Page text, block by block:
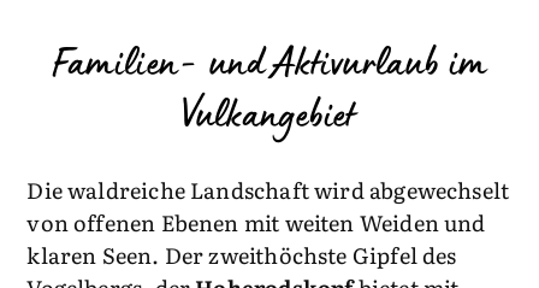
Familien- und Aktivurlaub im
Vulkangebiet
Die waldreiche Landschaft wird abgewechselt
von offenen Ebenen mit weiten Weiden und
klaren Seen. Der zweithöchste Gipfel des